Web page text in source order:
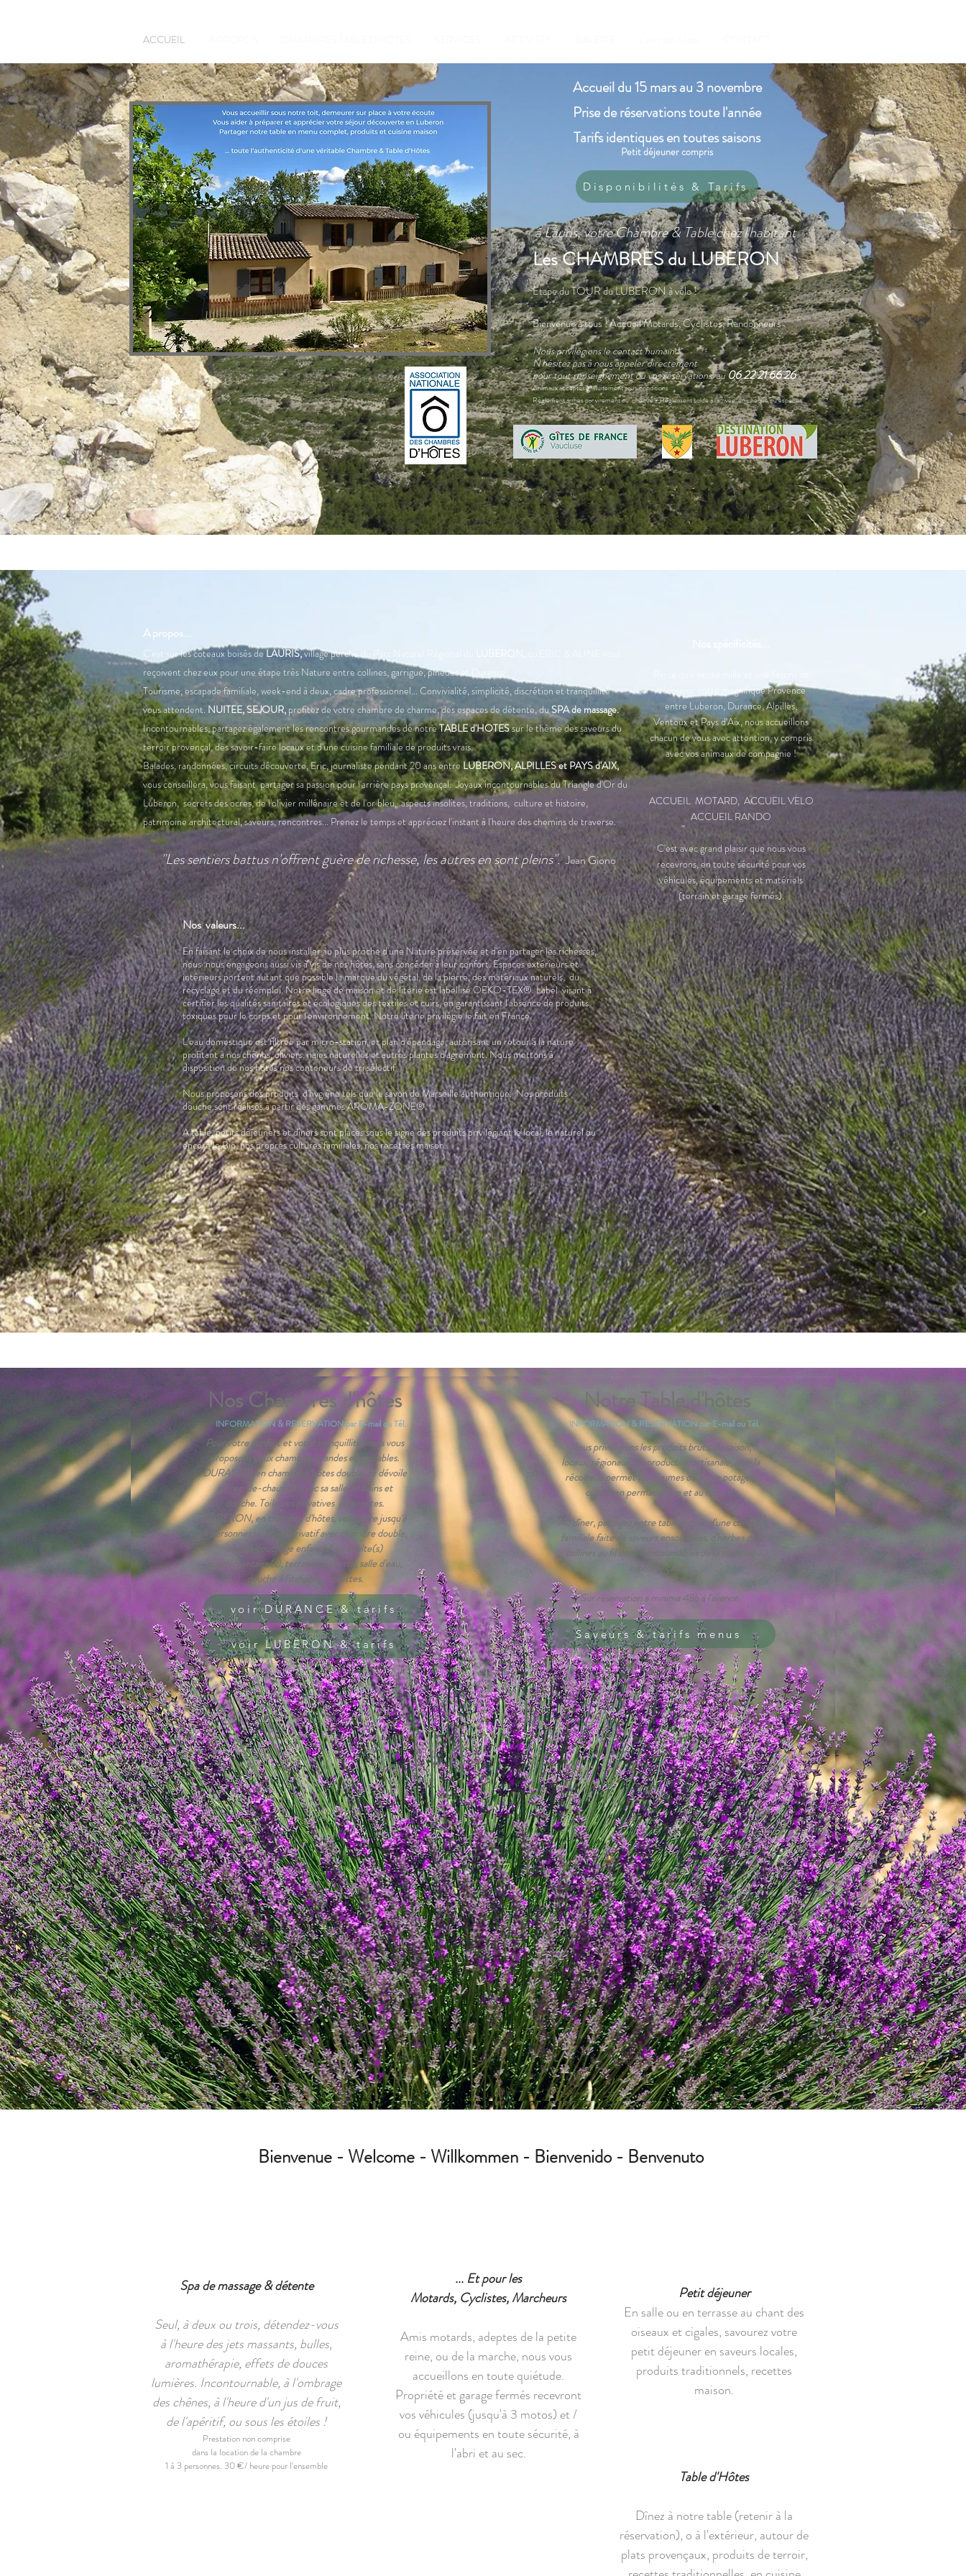
ACCUEIL
Accueil du 15 mars au 3 novembre
Prise de réservations toute l'année
Tarifs identiques en toutes saisons
Petit déjeuner compris
Disponibilités & Tarifs
à Lauris, votre Chambre & Table chez l'habitant
Les CHAMBRES du LUBERON
Etape du TOUR du LUBERON à vélo !
Bienvenue à tous ! Accueil Motards, Cyclistes, Randonneurs
Nous privilégions le contact humain !
N'hésitez pas à nous appeler directement
pour tout renseignement ou vos réservations au06 22 21 66 26
Animaux acceptés gratuitement sous conditions
Règlement arrhes par virement ou chèque - Règlement solde à l'arrivée en chèque ou espèces
A propos...
C'est sur les coteaux boisés deLAURIS,village perché du Parc Naturel Régional du LUBERON,
reçoivent chez eux pour une étape très Nature entre collines, garrigue, pinèdes et Durance.
Tourisme, escapade familiale, week-end à deux, cadre professionnel... Convivialité, simplicité, discrétion et tranquillité
vous attendent. NUITEE, SEJOUR, profitez de votre chambre de charme, des espaces de détente, duSPA de massage.
Incontournables, partagez également les rencontres gourmandes de notreTABLE d'HOTESsur le thème des saveurs du
terroir provençal, des savoir-faire locaux et d'une cuisine familiale de produits vrais.
Balades, randonnées, circuits découverte, Eric, journaliste pendant 20 ans entre LUBERON, ALPILLES et PAYS d'AIX,
vous conseillera, vous faisant partager sa passion pour l'arrière pays provençal. Joyaux incontournables du Triangle d'Or du
Luberon, secrets des ocres, de l'olivier millénaire et de l'or bleu, aspects insolites, traditions, culture et histoire,
patrimoine architectural, saveurs, rencontres... Prenez le temps et appréciez l'instant à l'heure des chemins de traverse.
"Lessentiersbattusn'offrentguèrederichesse,lesautresen sontpleins". Jean Giono
Nos valeurs...
En faisant le choix de nous installer au plus proche d'une Nature préservée et d'en partager les richesses,
nous nous engageons aussi vis à vis de nos hôtes, sans concéder à leur confort. Espaces extérieurs et
intérieurs portent autant que possible la marque du végétal, de la pierre, des matériaux naturels, du
recyclage et du réemploi. Notre linge de maison et de literie est labellisé OEKO-TEX®. Label visant à
certifier les qualités sanitaires et écologiques des textiles et cuirs, en garantissant l'absence de produits
toxiques pour le corps et pour l'environnement. Notre literie privilégie le fait en France.
L'eau domestique est filtrée par micro-station, et plan d'épandage, autorisant un retour à la nature
profitant à nos chênes, oliviers, haies naturelles et autres plantes d'agrément. Nous mettons à
disposition de nos hôtes nos conteneurs de tri sélectif
Nous proposons des produits d'hygiène tels que le savon de Marseille authentique. Nos produits
douche sont réalisés à partir des gammes AROMA-ZONE®.
A table, petits déjeuners et dîners sont placés sous le signe des produits privilégiant le local, le naturel ou
encore le Bio, nos propres cultures familiales, nos recettes maison.
découvrir notre magnifique Provence
entre Luberon, Durance, Alpilles,
Ventoux et Pays d'Aix, nous accueillons
chacun de vous avec attention, y compris
avec vos animaux de compagnie !
ACCUEIL MOTARD, ACCUEIL VELO
ACCUEIL RANDO
C'est avec grand plaisir que nous vous
recevrons, en toute sécurité pour vos
véhicules, équipements et matériels
(terrain et garage fermés).
Nos Chambres d'hôtes
INFORMATION & RESERVATION par E-mail ou Tél.
Pour votre confort et votre tranquillité, nous vous
proposons deux chambres grandes et agréables.
DURANCE, en chambre d'hôtes double se dévoile
en rez-de-chaussée avec sa salle de bains et
douche. Toilettes privatives attenantes.
LUBERON, en chambre d'hôtes, vous offre jusqu'à
4 personnes un étage privatif avec chambre double,
espace couchage enfant(s) ou adulte(s)
supplémentaire(s), terrasse couverte, salle d'eau,
douche à l'italienne, toilettes.
voir DURANCE & tarifs
voir LUBERON & tarifs
Notre Table d'hôtes
INFORMATION & RESERVATION par E-mail ou Tél.
Nous privilégions les produits bruts, de saison,
locaux, régionaux, de production artisanale, et si la
récolte le permet les légumes de notre potager,
cultivé en permaculture et au naturel.
Au dîner, partagez notre table autour d'une cuisine
familiale faite de saveurs ensoleillées, d'herbes des
collines au fil des incontournables de la tradition
provençale.
Sur réservation a minima 48h à l'avance.
Saveurs & tarifs menus
Bienvenue - Welcome - Willkommen - Bienvenido - Benvenuto
Spa de massage & détente
Seul, à deux ou trois, détendez-vous
à l'heure des jets massants, bulles,
aromathérapie, effets de douces
lumières. Incontournable, à l'ombrage
des chênes, à l'heure d'un jus de fruit,
de l'apéritif, ou sous les étoiles !
Prestation non comprise
dans la location de la chambre
1 à 3 personnes. 30 €/ heure pour l'ensemble
... Et pour les
Motards, Cyclistes, Marcheurs
Amis motards, adeptes de la petite
reine, ou de la marche, nous vous
accueillons en toute quiétude.
Propriété et garage fermés recevront
vos véhicules (jusqu'à 3 motos) et /
ou équipements en toute sécurité, à
l'abri et au sec.
Petit déjeuner
En salle ou en terrasse au chant des
oiseaux et cigales, savourez votre
petit déjeuner en saveurs locales,
produits traditionnels, recettes
maison.
Table d'Hôtes
Dînez à notre table (retenir à la
réservation), o à l'extérieur, autour de
plats provençaux, produits de terroir,